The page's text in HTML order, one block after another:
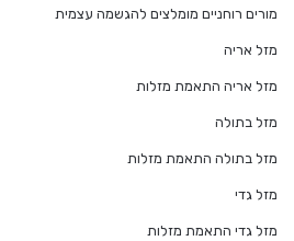
מורים רוחניים מומלצים להגשמה עצמית
מזל אריה
מזל אריה התאמת מזלות
מזל בתולה
מזל בתולה התאמת מזלות
מזל גדי
מזל גדי התאמת מזלות